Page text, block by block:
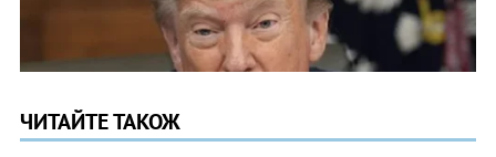
ЧИТАЙТЕ ТАКОЖ